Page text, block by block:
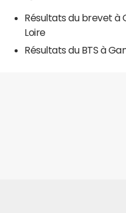
Résultats du brevet à
Loire
Résultats du BTS à